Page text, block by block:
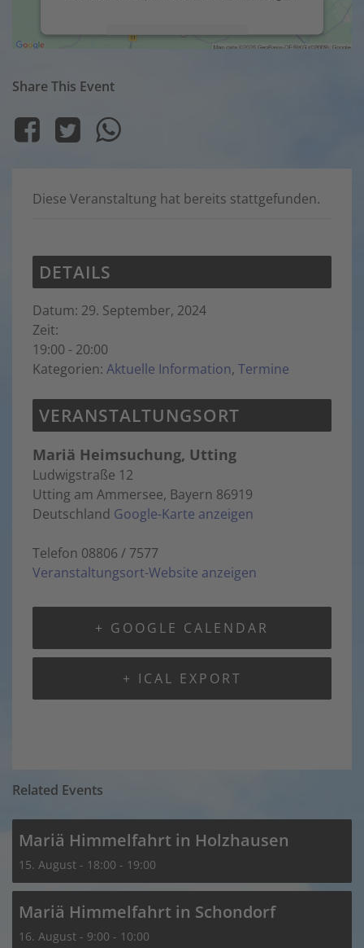
Mehr Informationen
Management Platform
Share This Event
Diese Veranstaltung hat bereits stattgefunden.
DETAILS
Datum: 29. September, 2024
Zeit:
19:00 - 20:00
Kategorien: Aktuelle Information, Termine
VERANSTALTUNGSORT
Mariä Heimsuchung, Utting
Ludwigstraße 12
Utting am Ammersee, Bayern 86919
Deutschland Google-Karte anzeigen
Telefon 08806 / 7577
Veranstaltungsort-Website anzeigen
+ GOOGLE CALENDAR
+ ICAL EXPORT
Related Events
Mariä Himmelfahrt in Holzhausen
15. August - 18:00 - 19:00
Mariä Himmelfahrt in Schondorf
16. August - 9:00 - 10:00